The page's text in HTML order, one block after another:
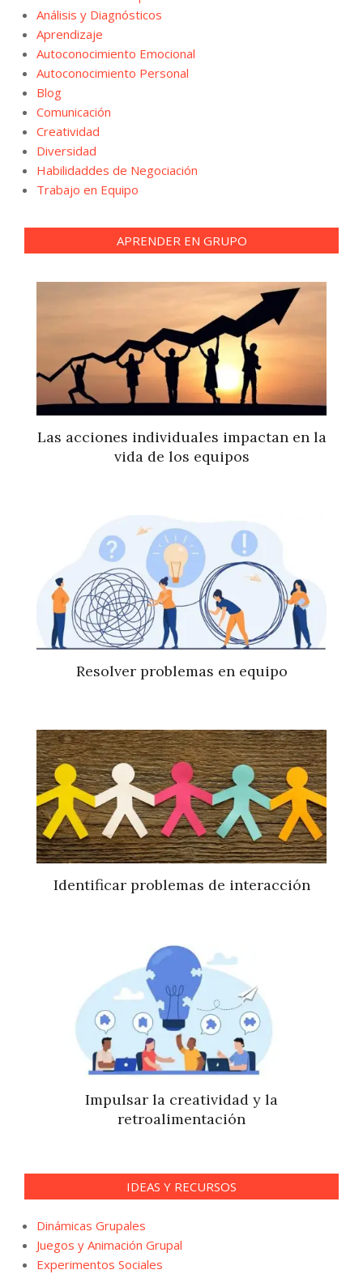
Análisis y Diagnósticos
Aprendizaje
Autoconocimiento Emocional
Autoconocimiento Personal
Blog
Comunicación
Creatividad
Diversidad
Habilidaddes de Negociación
Trabajo en Equipo
APRENDER EN GRUPO
Las acciones individuales impactan en la
vida de los equipos
Resolver problemas en equipo
Identificar problemas de interacción
Impulsar la creatividad y la
retroalimentación
IDEAS Y RECURSOS
Dinámicas Grupales
Juegos y Animación Grupal
Experimentos Sociales